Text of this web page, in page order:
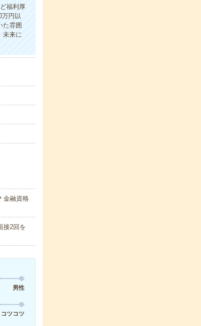
福利厚
万円以
雰囲
未来に
金融資格
接2回を
男性
コツコツ